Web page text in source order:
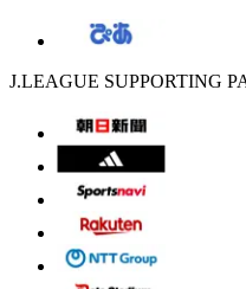
J.LEAGUE SUPPORTING